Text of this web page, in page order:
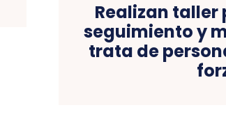
Realizan
seguimiento y
trata de